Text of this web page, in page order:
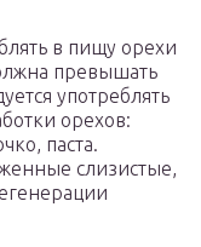
в пищу орехи
превышать
употреблять
орехов:
паста.
слизистые,